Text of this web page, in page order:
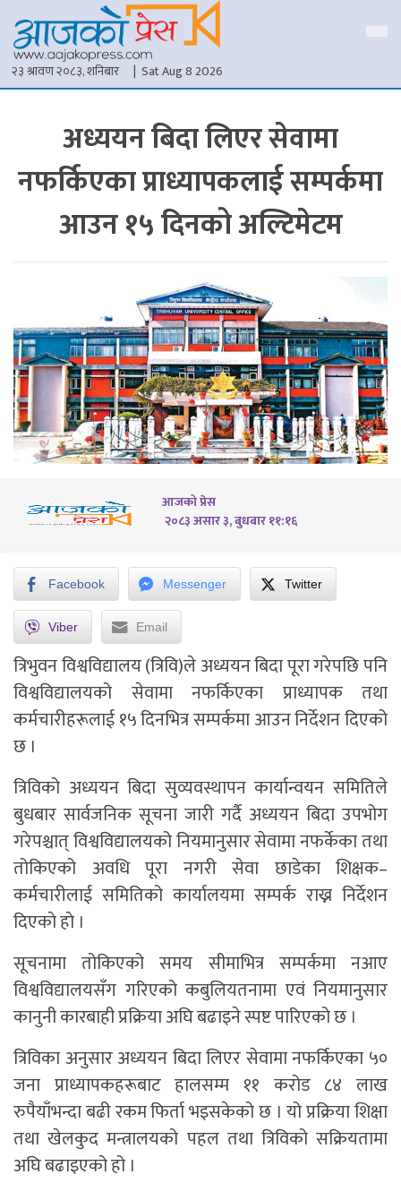
२३ श्रावण २०८३, शनिबार | Sat Aug 8 2026
अध्ययन बिदा लिएर सेवामा
नफर्किएका प्राध्यापकलाई सम्पर्कमा
आउन १५ दिनको अल्टिमेटम
आजको प्रेस
२०८३ असार ३, बुधबार ११:१६
Facebook Messenger Twitter
Viber Email
त्रिभुवन विश्वविद्यालय (त्रिवि)ले अध्ययन बिदा पूरा गरेपछि पनि
विश्वविद्यालयको सेवामा नफर्किएका प्राध्यापक तथा
कर्मचारीहरूलाई १५ दिनभित्र सम्पर्कमा आउन निर्देशन दिएको
छ ।
त्रिविको अध्ययन बिदा सुव्यवस्थापन कार्यान्वयन समितिले
बुधबार सार्वजनिक सूचना जारी गर्दै अध्ययन बिदा उपभोग
गरेपश्चात् विश्वविद्यालयको नियमानुसार सेवामा नफर्केका तथा
तोकिएको अवधि पूरा नगरी सेवा छाडेका शिक्षक–
कर्मचारीलाई समितिको कार्यालयमा सम्पर्क राख्न निर्देशन
दिएकाे हाे ।
सूचनामा तोकिएको समय सीमाभित्र सम्पर्कमा नआए
विश्वविद्यालयसँग गरिएको कबुलियतनामा एवं नियमानुसार
कानुनी कारबाही प्रक्रिया अघि बढाइने स्पष्ट पारिएको छ ।
त्रिविका अनुसार अध्ययन बिदा लिएर सेवामा नफर्किएका ५०
जना प्राध्यापकहरूबाट हालसम्म ११ करोड ८४ लाख
रुपैयाँभन्दा बढी रकम फिर्ता भइसकेको छ । यो प्रक्रिया शिक्षा
तथा खेलकुद मन्त्रालयको पहल तथा त्रिविको सक्रियतामा
अघि बढाइएको हो ।